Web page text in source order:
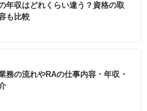
年収はどれくらい違う？資格の取
も比較
務の流れやRAの仕事内容・年収・